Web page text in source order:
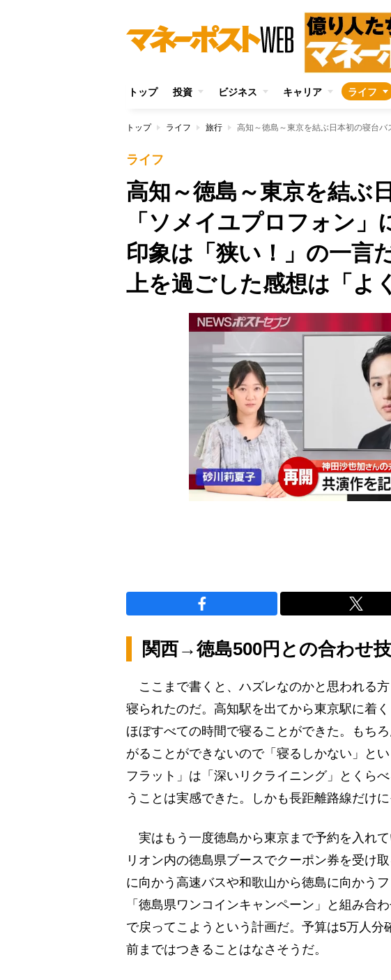
トップ 投資 ビジネス キャリア ライフ
トップ ライフ 旅行
ライフ
高知～徳島～東京を結ぶ
「ソメイユプロフォン
印象は「狭い！」の一言
上を過ごした感想は「よ
関西→徳島500円との合わせ
ここまで書くと、ハズレなのかと思われる
寝られたのだ。高知駅を出てから東京駅に着
ほぼすべての時間で寝ることができた。もち
がることができないので「寝るしかない」と
フラット」は「深いリクライニング」とくら
うことは実感できた。しかも長距離路線だけ
実はもう一度徳島から東京まで予約を入れ
リオン内の徳島県ブースでクーポン券を受け
に向かう高速バスや和歌山から徳島に向かう
「徳島県ワンコインキャンペーン」と組み合
で戻ってこようという計画だ。予算は5万人
前まではつきることはなさそうだ。